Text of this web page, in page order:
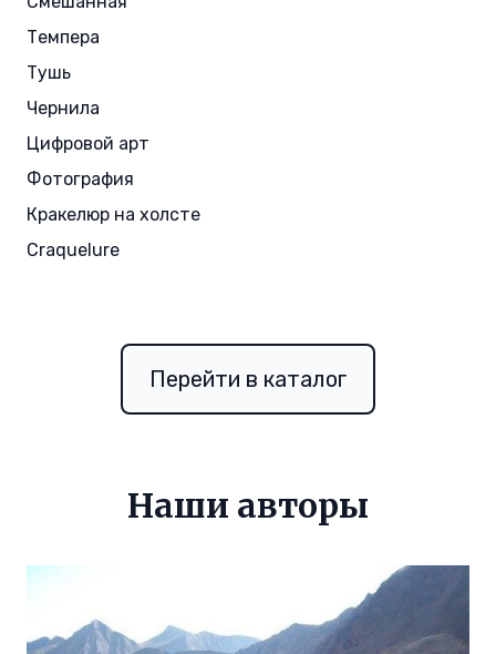
Темпера
Тушь
Чернила
Цифровой арт
Фотография
Кракелюр на холсте
Craquelure
Перейти в каталог
Наши авторы